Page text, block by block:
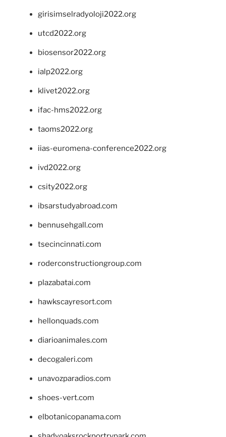
girisimselradyoloji2022.org
utcd2022.org
biosensor2022.org
ialp2022.org
klivet2022.org
ifac-hms2022.org
taoms2022.org
iias-euromena-conference2022.org
ivd2022.org
csity2022.org
ibsarstudyabroad.com
bennusehgall.com
tsecincinnati.com
roderconstructiongroup.com
plazabatai.com
hawkscayresort.com
hellonquads.com
diarioanimales.com
decogaleri.com
unavozparadios.com
shoes-vert.com
elbotanicopanama.com